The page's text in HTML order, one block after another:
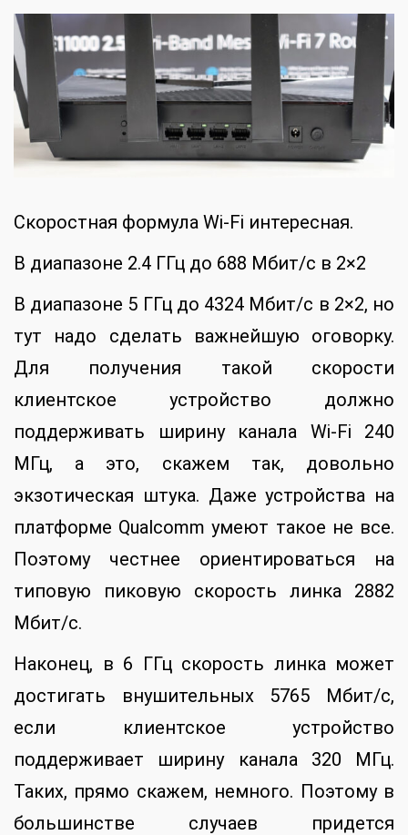
Скоростная формула Wi-Fi интересная.
В диапазоне 2.4 ГГц до 688 Мбит/с в 2×2
В диапазоне 5 ГГц до 4324 Мбит/с в 2×2, но
тут надо сделать важнейшую оговорку.
Для получения такой скорости
клиентское устройство должно
поддерживать ширину канала Wi-Fi 240
МГц, а это, скажем так, довольно
экзотическая штука. Даже устройства на
платформе Qualcomm умеют такое не все.
Поэтому честнее ориентироваться на
типовую пиковую скорость линка 2882
Мбит/с.
Наконец, в 6 ГГц скорость линка может
достигать внушительных 5765 Мбит/с,
если клиентское устройство
поддерживает ширину канала 320 МГц.
Таких, прямо скажем, немного. Поэтому в
большинстве случаев придется